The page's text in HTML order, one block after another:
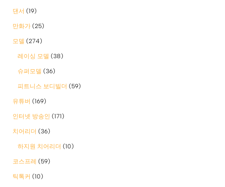
댄서 (19)
만화가 (25)
모델 (274)
레이싱 모델 (38)
슈퍼모델 (36)
피트니스 보디빌더 (59)
유튜버 (169)
인터넷 방송인 (171)
치어리더 (36)
하지원 치어리더 (10)
코스프레 (59)
틱톡커 (10)